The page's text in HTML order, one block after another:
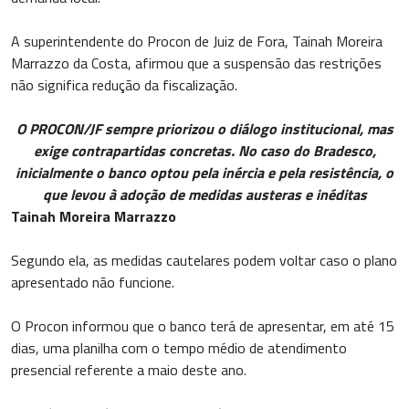
A superintendente do Procon de Juiz de Fora, Tainah Moreira
Marrazzo da Costa, afirmou que a suspensão das restrições
não significa redução da fiscalização.
O PROCON/JF sempre priorizou o diálogo institucional, mas
exige contrapartidas concretas. No caso do Bradesco,
inicialmente o banco optou pela inércia e pela resistência, o
que levou à adoção de medidas austeras e inéditas
Tainah Moreira Marrazzo
Segundo ela, as medidas cautelares podem voltar caso o plano
apresentado não funcione.
O Procon informou que o banco terá de apresentar, em até 15
dias, uma planilha com o tempo médio de atendimento
presencial referente a maio deste ano.